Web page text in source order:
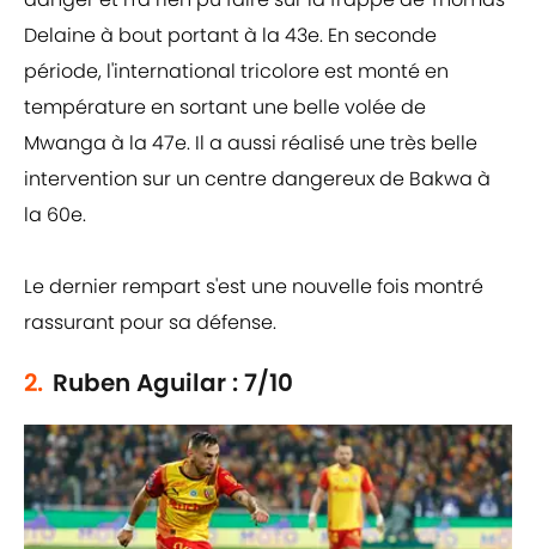
Delaine à bout portant à la 43e. En seconde
période, l'international tricolore est monté en
température en sortant une belle volée de
Mwanga à la 47e. Il a aussi réalisé une très belle
intervention sur un centre dangereux de Bakwa à
la 60e.
Le dernier rempart s'est une nouvelle fois montré
rassurant pour sa défense.
2. Ruben Aguilar : 7/10